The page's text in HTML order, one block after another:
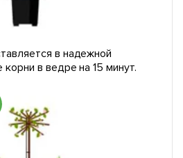
в надежной
в ведре на 15 минут.